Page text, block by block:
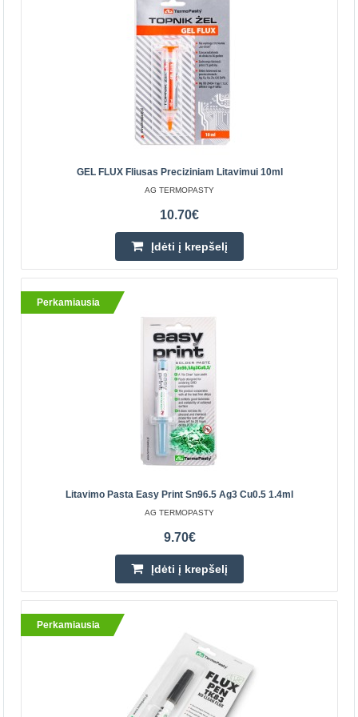
Parduotuvėje Kaune YRA
Centriniame Sandėlyje NĖRA
Įdėti į krepšelį
Pridėti prie pageidavimų sąrašo
Perkamiausia
GEL FLUX Fliusas preciziniam litavimui 10ml
RMA klasės kanifolijos tirpalas, skirti SMD komponentų
litavimui. Fliusas nereikalauja nuplovimo po
litavimo.Privalumai:Nereikia plautiPo paviršiau padengimo
Centriniame Sandėlyje NĖRA
Įdėti į krepšelį
GEL FLUX Fliusas Preciziniam Litavimui 10ml
AG TERMOPASTY
10.70€
Įdėti į krepšelį
Perkamiausia
Litavimo Pasta Easy Print Sn96.5 Ag3 Cu0.5 1.4ml
AG TERMOPASTY
9.70€
Įdėti į krepšelį
Perkamiausia